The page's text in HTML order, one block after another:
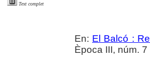
Text complet
En: El Balcó :
Època III, núm.